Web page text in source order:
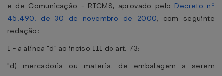
e de Comunicação - RICMS, aprovado pelo Decreto nº
45.490, de 30 de novembro de 2000, com seguinte
redação:
I - a alínea "d" ao inciso III do art. 73:
"d) mercadoria ou material de embalagem a serem